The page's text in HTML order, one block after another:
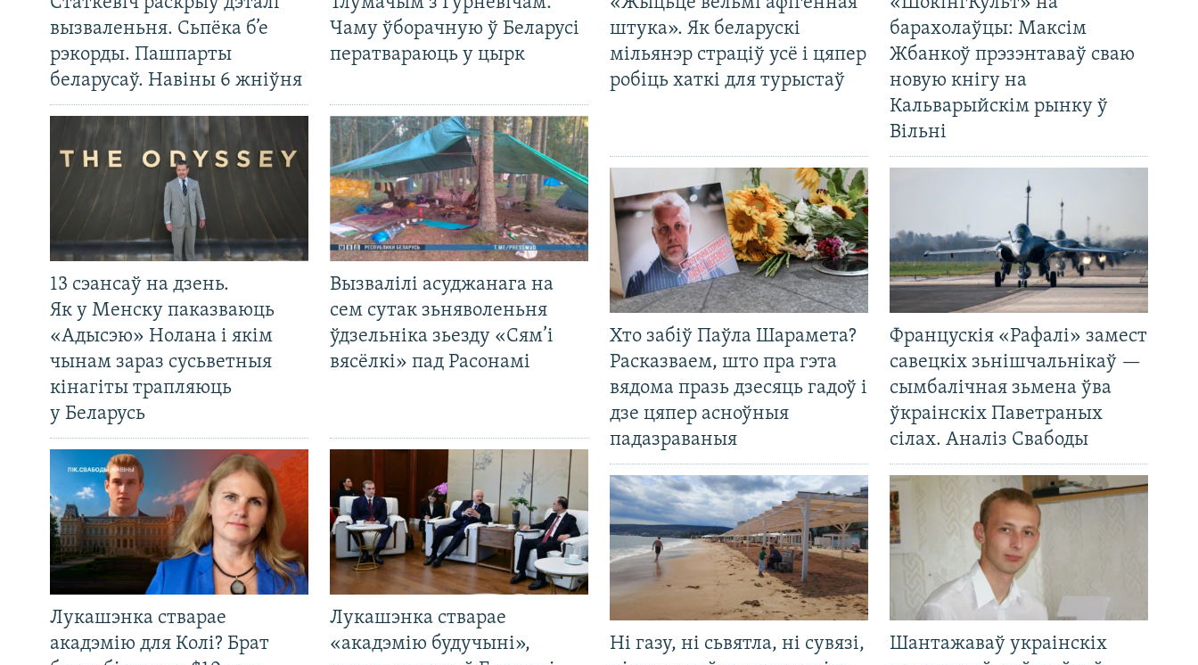
вызваленьня. Сьпёка б’е
рэкорды. Пашпарты
беларусаў. Навіны 6 жніўня
Чаму ўборачную ў Беларусі
ператвараюць у цырк
13 сэансаў на дзень.
Як у Менску паказваюць
«Адысэю» Нолана і якім
чынам зараз сусьветныя
кінагіты трапляюць
у Беларусь
Вызвалілі асуджанага на
сем сутак зьняволеньня
ўдзельніка зьезду «Сям’і
вясёлкі» пад Расонамі
Лукашэнка стварае
акадэмію для Колі? Брат
Лукашэнка стварае
«акадэмію будучыні»,
штука». Як беларускі
мільянэр страціў усё і цяпер
робіць хаткі для турыстаў
барахолаўцы: Максім
Жбанкоў прэзэнтаваў сваю
новую кнігу на
Кальварыйскім рынку ў
Вільні
Хто забіў Паўла Шарамета?
Расказваем, што пра гэта
вядома празь дзесяць гадоў і
дзе цяпер асноўныя
падазраваныя
Францускія «Рафалі» замест
савецкіх зьнішчальнікаў —
сымбалічная зьмена ўва
ўкраінскіх Паветраных
сілах. Аналіз Свабоды
Ні газу, ні сьвятла, ні сувязі,
Шантажаваў украінскіх